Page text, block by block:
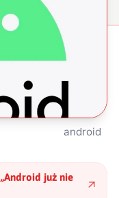
android
„Android już nie